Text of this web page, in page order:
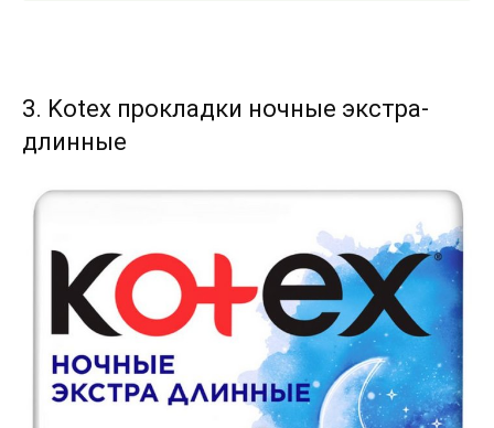
3. Kotex прокладки ночные экстра-
длинные